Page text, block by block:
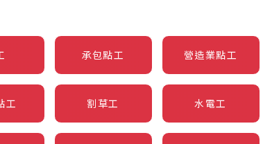
承包點工 營造業點工
工 割草工 水電工